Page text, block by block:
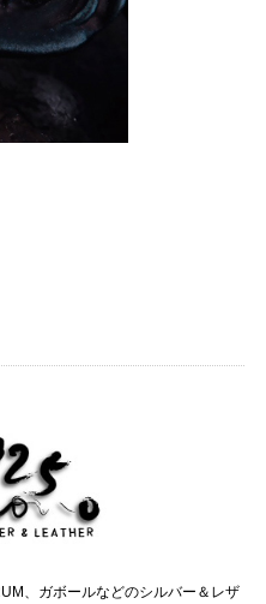
、ガボールなどのシルバー＆レザ